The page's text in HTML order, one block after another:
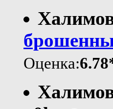
Оценка: